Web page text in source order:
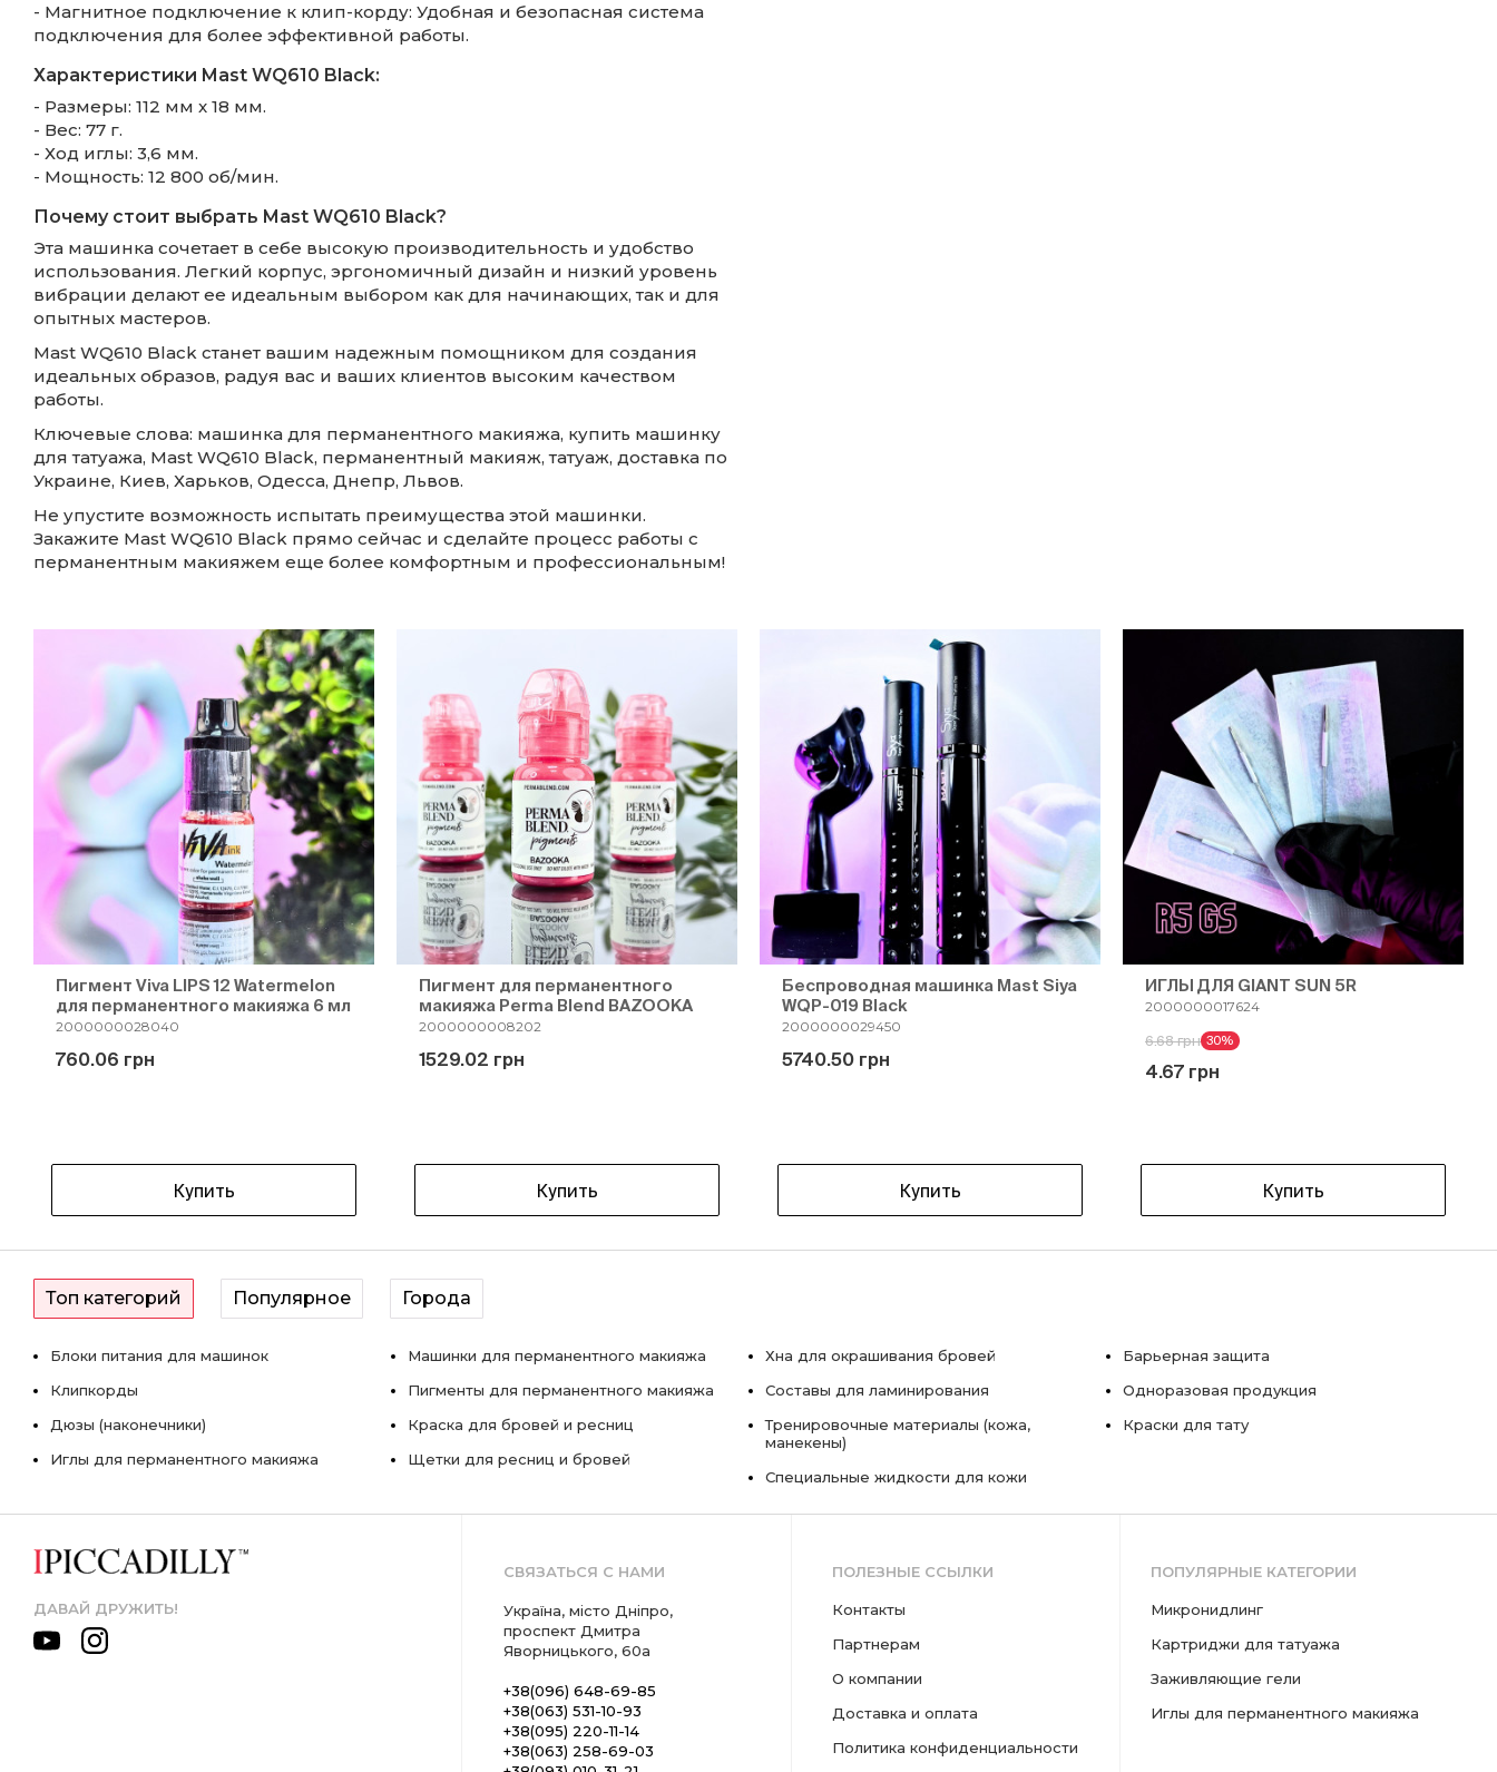
- Магнитное подключение к клип-корду: Удобная и безопасная система
подключения для более эффективной работы.
Характеристики Mast WQ610 Black:
- Размеры: 112 мм x 18 мм.
- Вес: 77 г.
- Ход иглы: 3,6 мм.
- Мощность: 12 800 об/мин.
Почему стоит выбрать Mast WQ610 Black?
Эта машинка сочетает в себе высокую производительность и удобство
использования. Легкий корпус, эргономичный дизайн и низкий уровень
вибрации делают ее идеальным выбором как для начинающих, так и для
опытных мастеров.
Mast WQ610 Black станет вашим надежным помощником для создания
идеальных образов, радуя вас и ваших клиентов высоким качеством
работы.
Ключевые слова: машинка для перманентного макияжа, купить машинку
для татуажа, Mast WQ610 Black, перманентный макияж, татуаж, доставка по
Украине, Киев, Харьков, Одесса, Днепр, Львов.
Не упустите возможность испытать преимущества этой машинки.
Закажите Mast WQ610 Black прямо сейчас и сделайте процесс работы с
перманентным макияжем еще более комфортным и профессиональным!
Пигмент Viva LIPS 12 Watermelon
для перманентного макияжа 6 мл
2000000028040
760.06 грн
Купить
Пигмент для перманентного
макияжа Perma Blend BAZOOKA
2000000008202
1529.02 грн
Купить
Беспроводная машинка Mast Siya
WQP-019 Black
2000000029450
5740.50 грн
Купить
ИГЛЫ ДЛЯ GIANT SUN 5R
2000000017624
6.68 грн 30%
4.67 грн
Купить
Топ категорий Популярное Города
Блоки питания для машинок
Клипкорды
Дюзы (наконечники)
Иглы для перманентного макияжа
Машинки для перманентного макияжа
Пигменты для перманентного макияжа
Краска для бровей и ресниц
Щетки для ресниц и бровей
Хна для окрашивания бровей
Составы для ламинирования
Тренировочные материалы (кожа,
манекены)
Специальные жидкости для кожи
Барьерная защита
Одноразовая продукция
Краски для тату
ДАВАЙ ДРУЖИТЬ!
СВЯЗАТЬСЯ С НАМИ
Україна, місто Дніпро,
проспект Дмитра
Яворницького, 60а
+38(096) 648-69-85
+38(063) 531-10-93
+38(095) 220-11-14
+38(063) 258-69-03
ПОЛЕЗНЫЕ ССЫЛКИ
Контакты
Партнерам
О компании
Доставка и оплата
Политика конфиденциальности
ПОПУЛЯРНЫЕ КАТЕГОРИИ
микронидлинг
картриджи для татуажа
заживляющие гели
иглы для перманентного макияжа